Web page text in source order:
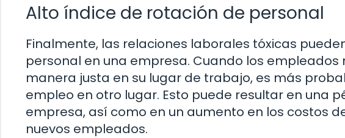
Alto índice de rotación de personal
Finalmente, las relaciones laborales tóxicas
personal en una empresa. Cuando los
manera justa en su lugar de trabajo, es más
empleo en otro lugar. Esto puede resultar en una
empresa, así como en un aumento en los costos
nuevos empleados.